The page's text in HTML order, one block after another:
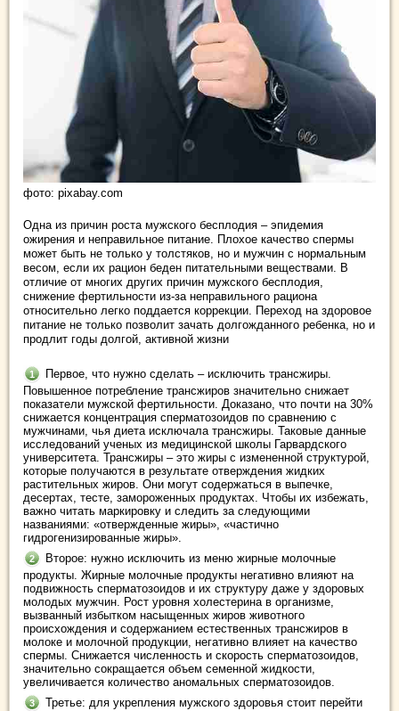
фото: pixabay.com
Одна из причин роста мужского бесплодия – эпидемия
ожирения и неправильное питание. Плохое качество спермы
может быть не только у толстяков, но и мужчин с нормальным
весом, если их рацион беден питательными веществами. В
отличие от многих других причин мужского бесплодия,
снижение фертильности из-за неправильного рациона
относительно легко поддается коррекции. Переход на здоровое
питание не только позволит зачать долгожданного ребенка, но и
продлит годы долгой, активной жизни
Первое, что нужно сделать – исключить трансжиры.
Повышенное потребление трансжиров значительно снижает
показатели мужской фертильности. Доказано, что почти на 30%
снижается концентрация сперматозоидов по сравнению с
мужчинами, чья диета исключала трансжиры. Таковые данные
исследований ученых из медицинской школы Гарвардского
университета. Трансжиры – это жиры с измененной структурой,
которые получаются в результате отверждения жидких
растительных жиров. Они могут содержаться в выпечке,
десертах, тесте, замороженных продуктах. Чтобы их избежать,
важно читать маркировку и следить за следующими
названиями: «отвержденные жиры», «частично
гидрогенизированные жиры».
Второе: нужно исключить из меню жирные молочные
продукты. Жирные молочные продукты негативно влияют на
подвижность сперматозоидов и их структуру даже у здоровых
молодых мужчин. Рост уровня холестерина в организме,
вызванный избытком насыщенных жиров животного
происхождения и содержанием естественных трансжиров в
молоке и молочной продукции, негативно влияет на качество
спермы. Снижается численность и скорость сперматозоидов,
значительно сокращается объем семенной жидкости,
увеличивается количество аномальных сперматозоидов.
Третье: для укрепления мужского здоровья стоит перейти